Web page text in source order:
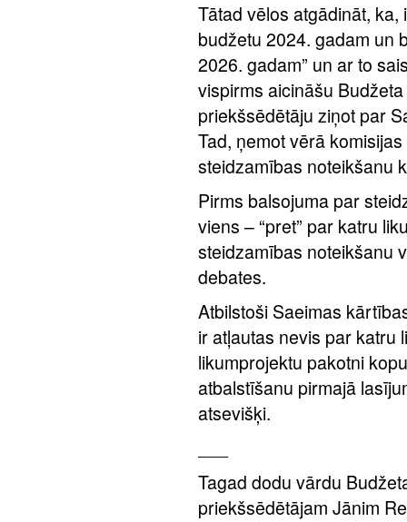
Tātad vēlos atgādināt, ka,
budžetu 2024. gadam un
2026. gadam” un ar to
vispirms aicināšu
priekšsēdētāju ziņot par
Tad, ņemot vērā
steidzamības noteikšanu
Pirms balsojuma par
viens – “pret” par katru
steidzamības noteikšanu
debates.
Atbilstoši Saeimas
ir atļautas nevis par katru
likumprojektu pakotni
atbalstīšanu pirmajā
atsevišķi.
Tagad dodu vārdu
priekšsēdētājam Jānim